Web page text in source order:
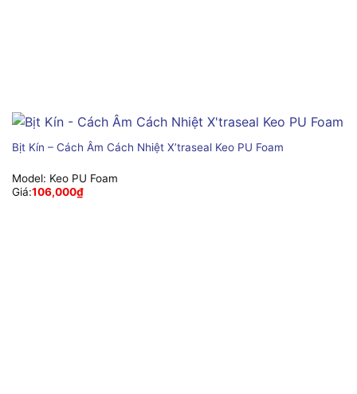
Bịt Kín – Cách Âm Cách Nhiệt X’traseal Keo PU Foam
Model: Keo PU Foam
Giá:106,000₫